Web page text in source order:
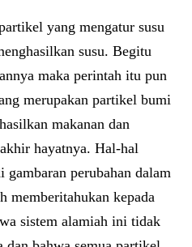
yang mengatur susu
susu. Begitu
maka perintah itu pun
merupakan partikel bumi
makanan dan
hayatnya. Hal-hal
perubahan dalam
memberitahukan kepada
sistem alamiah ini tidak